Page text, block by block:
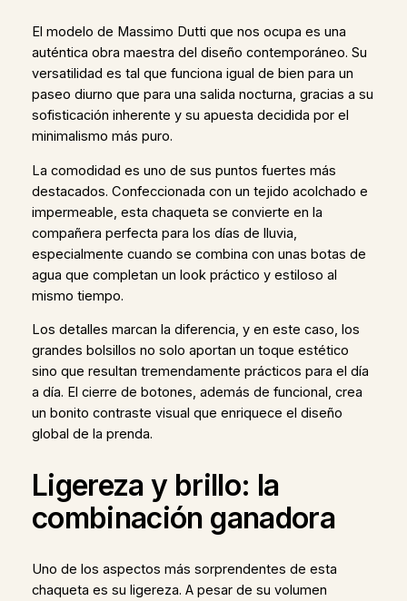
El modelo de Massimo Dutti que nos ocupa es una
auténtica obra maestra del diseño contemporáneo. Su
versatilidad es tal que funciona igual de bien para un
paseo diurno que para una salida nocturna, gracias a su
sofisticación inherente y su apuesta decidida por el
minimalismo más puro.
La comodidad es uno de sus puntos fuertes más
destacados. Confeccionada con un tejido acolchado e
impermeable, esta chaqueta se convierte en la
compañera perfecta para los días de lluvia,
especialmente cuando se combina con unas botas de
agua que completan un look práctico y estiloso al
mismo tiempo.
Los detalles marcan la diferencia, y en este caso, los
grandes bolsillos no solo aportan un toque estético
sino que resultan tremendamente prácticos para el día
a día. El cierre de botones, además de funcional, crea
un bonito contraste visual que enriquece el diseño
global de la prenda.
Ligereza y brillo: la
combinación ganadora
Uno de los aspectos más sorprendentes de esta
chaqueta es su ligereza. A pesar de su volumen